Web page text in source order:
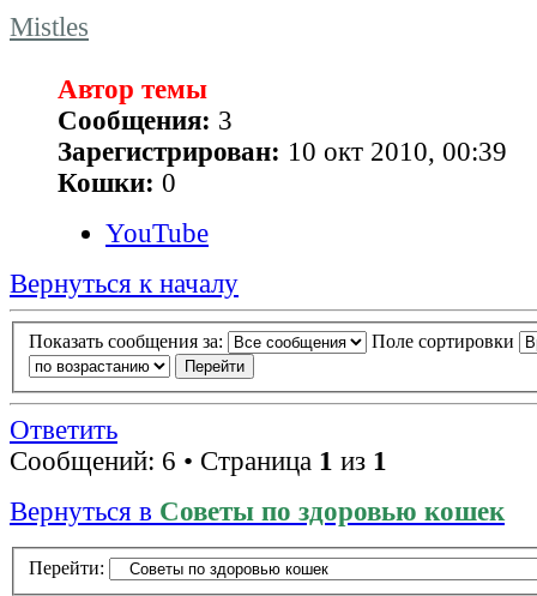
Mistles
Автор темы
Сообщения: 3
Зарегистрирован: 10 окт 2010, 00:39
Кошки: 0
YouTube
Вернуться к началу
Показать сообщения за: Поле сортировки
Ответить
Сообщений: 6 • Страница 1 из 1
Вернуться в Советы по здоровью кошек
Перейти: